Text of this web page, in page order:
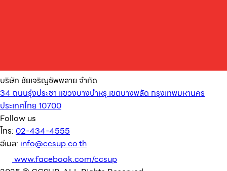
บริษัท ชัยเจริญซัพพลาย จำกัด
34 ถนนรุ่งประชา แขวงบางบำหรุ เขตบางพลัด กรุงเทพมหานคร
ประเทศไทย 10700
Follow us
โทร: 02-434-4555
อีเมล: info@ccsup.co.th
www.facebook.com/ccsup